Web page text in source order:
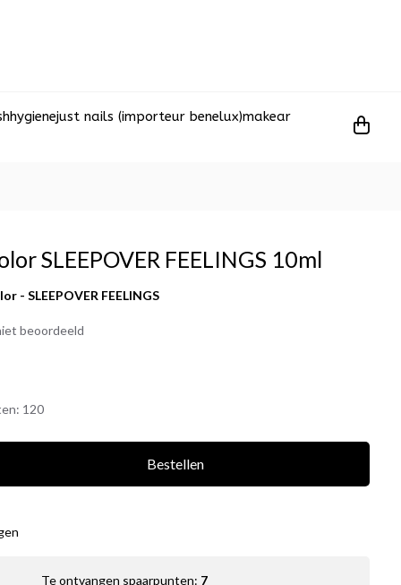
hygienejust nails (importeur benelux)makear
SLEEPOVER FEELINGS 10ml
- SLEEPOVER FEELINGS
beoordeeld
120
Bestellen
Te ontvangen spaarpunten: 7